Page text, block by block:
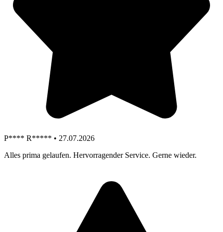
P**** R***** • 27.07.2026
Alles prima gelaufen. Hervorragender Service. Gerne wieder.